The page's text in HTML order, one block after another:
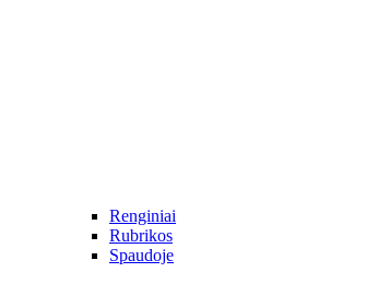
Renginiai
Rubrikos
Spaudoje